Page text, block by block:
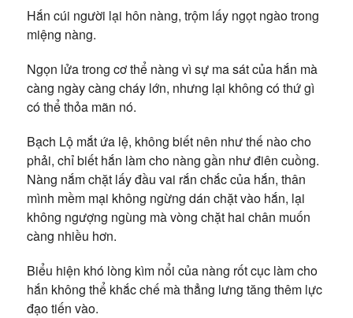
Hắn cúi người lại hôn nàng, trộm lấy ngọt ngào trong
miệng nàng.
Ngọn lửa trong cơ thể nàng vì sự ma sát của hắn mà
càng ngày càng cháy lớn, nhưng lại không có thứ gì
có thể thỏa mãn nó.
Bạch Lộ mắt ứa lệ, không biết nên như thế nào cho
phải, chỉ biết hắn làm cho nàng gần như điên cuồng.
Nàng nắm chặt lấy đầu vai rắn chắc của hắn, thân
mình mềm mại không ngừng dán chặt vào hắn, lại
không ngượng ngùng mà vòng chặt hai chân muốn
càng nhiều hơn.
Biểu hiện khó lòng kìm nổi của nàng rốt cục làm cho
hắn không thể khắc chế mà thẳng lưng tăng thêm lực
đạo tiến vào.